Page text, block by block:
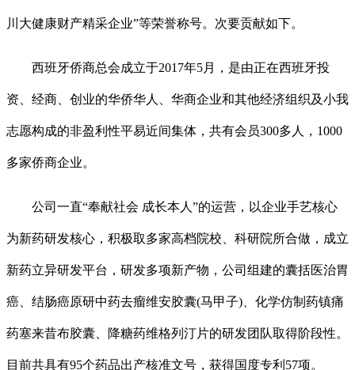
川大健康财产精采企业”等荣誉称号。次要贡献如下。
西班牙侨商总会成立于2017年5月，是由正在西班牙投
资、经商、创业的华侨华人、华商企业和其他经济组织及小我
志愿构成的非盈利性平易近间集体，共有会员300多人，1000
多家侨商企业。
公司一直“奉献社会 成长本人”的运营，以企业手艺核心
为新药研发核心，积极取多家高档院校、科研院所合做，成立
新药立异研发平台，研发多项新产物，公司组建的囊括医治胃
癌、结肠癌原研中药去瘤维安胶囊(马甲子)、化学仿制药镇痛
药塞来昔布胶囊、降糖药维格列汀片的研发团队取得阶段性。
目前共具有95个药品出产核准文号，获得国度专利57项。